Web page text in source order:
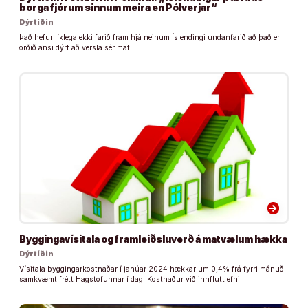
borga fjórum sinnum meira en Pólverjar“
Dýrtíðin
Það hefur líklega ekki farið fram hjá neinum Íslendingi undanfarið að það er
orðið ansi dýrt að versla sér mat. …
arrow_forward
Byggingavísitala og framleiðsluverð á matvælum hækka
Dýrtíðin
Vísitala byggingarkostnaðar í janúar 2024 hækkar um 0,4% frá fyrri mánuð
samkvæmt frétt Hagstofunnar í dag. Kostnaður við innflutt efni …